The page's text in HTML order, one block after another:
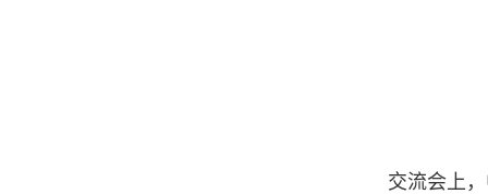
交流会上